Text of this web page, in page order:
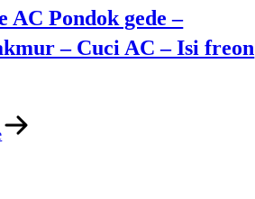
AC Pondok gede –
– Cuci AC – Isi freon